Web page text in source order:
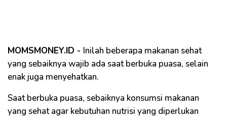
MOMSMONEY.ID - Inilah beberapa makanan sehat
yang sebaiknya wajib ada saat berbuka puasa, selain
enak juga menyehatkan.
Saat berbuka puasa, sebaiknya konsumsi makanan
yang sehat agar kebutuhan nutrisi yang diperlukan